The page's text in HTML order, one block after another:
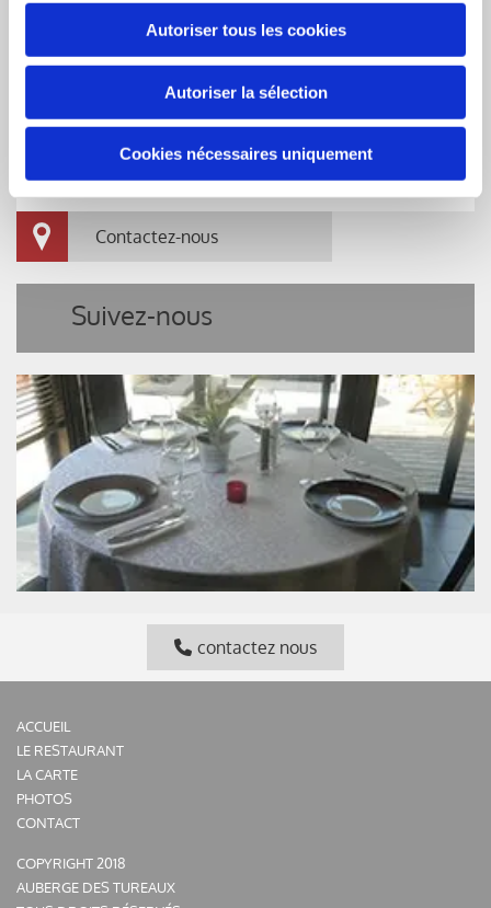
Autoriser tous les cookies
Autoriser la sélection
Cookies nécessaires uniquement
Mercredi - Samedi
12:00 - 13:30
Le Dimanche seulement le midi.
Contactez-nous
Suivez-nous
contactez nous
ACCUEIL
LE RESTAURANT
LA CARTE
PHOTOS
CONTACT
COPYRIGHT 2018
AUBERGE DES TUREAUX